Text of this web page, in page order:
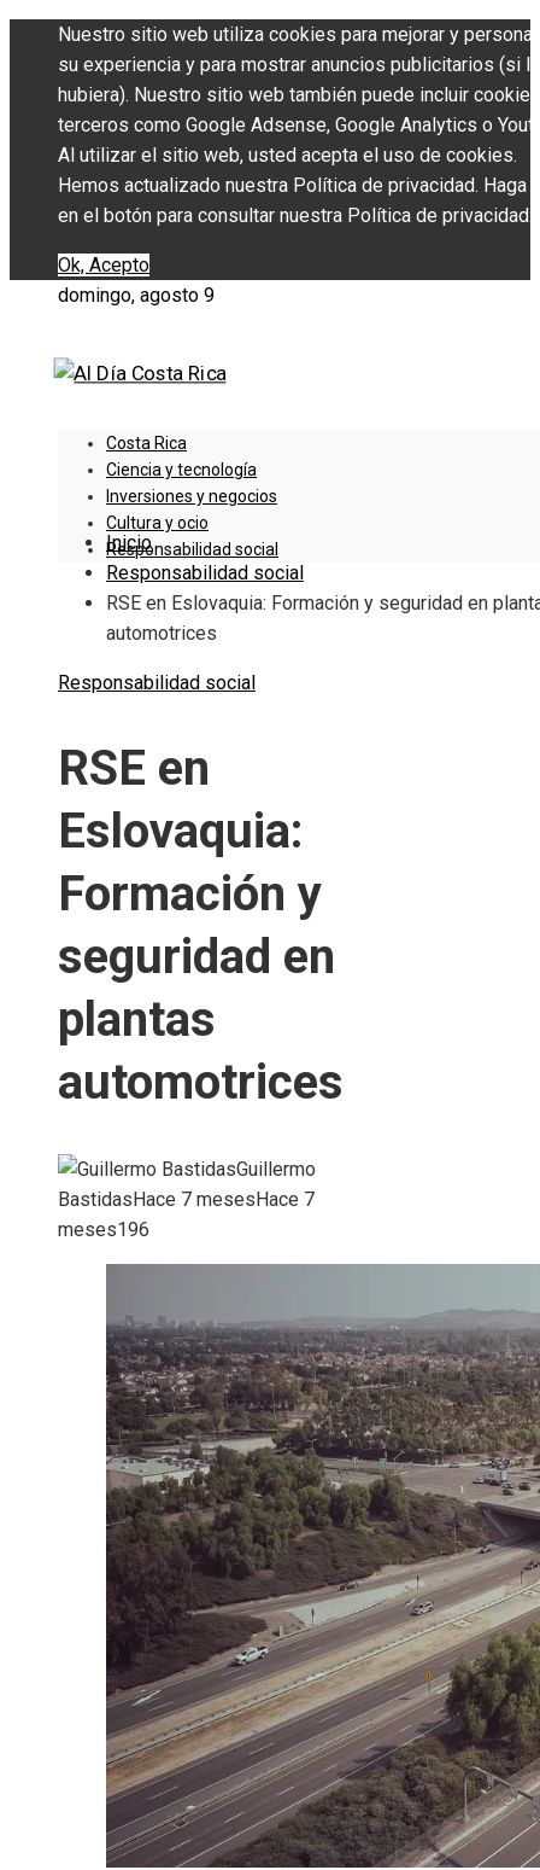
Nuestro sitio web utiliza cookies para mejorar y
su experiencia y para mostrar anuncios publicitarios (si
hubiera). Nuestro sitio web también puede incluir
terceros como Google Adsense, Google Analytics o
Al utilizar el sitio web, usted acepta el uso de cookies.
Hemos actualizado nuestra Política de privacidad. Haga
en el botón para consultar nuestra Política de privacidad.
Ok, Acepto
domingo, agosto 9
Costa Rica
Ciencia y tecnología
Inversiones y negocios
Cultura y ocio
Responsabilidad social
Inicio
Responsabilidad social
RSE en Eslovaquia: Formación y seguridad en
automotrices
Responsabilidad social
RSE en
Eslovaquia:
Formación y
seguridad en
plantas
automotrices
Guillermo
Bastidas Hace 7 meses Hace 7
meses196